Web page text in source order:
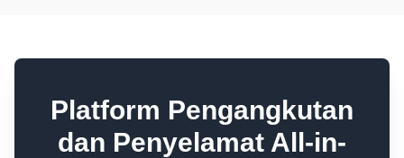
Platform Pengangkutan
dan Penyelamat All-in-